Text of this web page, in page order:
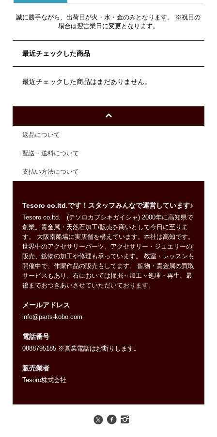
誠に勝手ながら、出荷日が火・水・金のみとなります。 ※祝日の
場合は翌営業日に変更となります。
最近チェックした商品
最近チェックした商品はまだありません。
返品について
配送・送料について
支払い方法について
Tesoro co.ltd.です！スタッフみんなで運営しています♪
Tesoro co.ltd. (テソロカブシキガイシャ) 2000年に高知県で
創業。貴金属・天然石加工/販売を商いとして今日に至りま
す。 大阪南船場に実店舗を構えています。本社は高知です。
世界中のアクセサリーパーツ、アクセサリー・ジュエリーの
販売、鉱物の加工や修理も承っています。 教室・レッスンも
開催中で、作家作品の販売もしてます。 鉱物・貴金属の買取
サービスもあり、石においては採掘～加工～処理・再生、最
後までおつきあいさせていただいております。
メールアドレス
info@parts-kobo.com
電話番号
0888795185 ※営業電話はお断りします。
販売業者
Tesoro株式会社